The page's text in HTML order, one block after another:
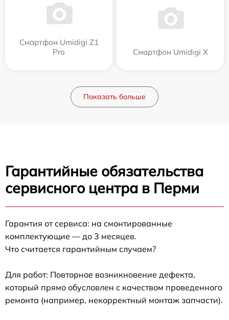
Смартфон Umidigi Z1
Pro
Смартфон Umidigi X
Показать больше
Гарантийные обязательства
сервисного центра в Перми
Гарантия от сервиса: на смонтированные
комплектующие — до 3 месяцев.
Что считается гарантийным случаем?
Для работ: Повторное возникновение дефекта,
который прямо обусловлен с качеством проведенного
ремонта (например, некорректный монтаж запчасти).